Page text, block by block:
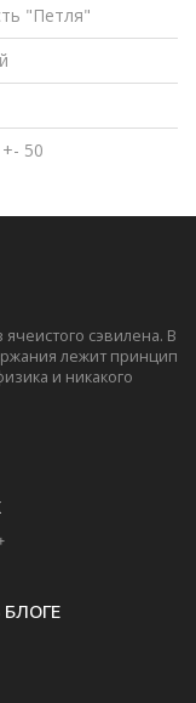
"Петля"
50
сэвилена. В
лежит принцип
и никакого